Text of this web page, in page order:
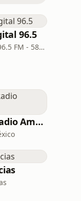
96.5
Chihuahua · 96.5 FM - 580 AM
Arrobba Radio Ambiental